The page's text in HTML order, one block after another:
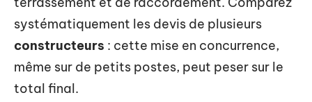
systématiquement les devis de plusieurs
constructeurs : cette mise en concurrence,
même sur de petits postes, peut peser sur le
total final.